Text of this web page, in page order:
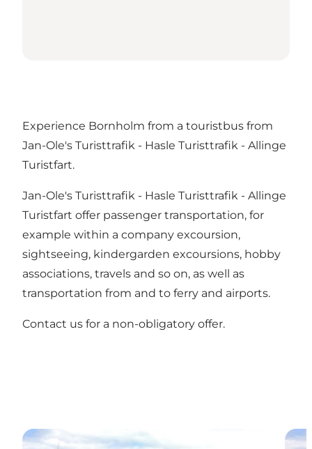
Experience Bornholm from a touristbus from
Jan-Ole's Turisttrafik - Hasle Turisttrafik - Allinge
Turistfart.
Jan-Ole's Turisttrafik - Hasle Turisttrafik - Allinge
Turistfart offer passenger transportation, for
example within a company excoursion,
sightseeing, kindergarden excoursions, hobby
associations, travels and so on, as well as
transportation from and to ferry and airports.
Contact us for a non-obligatory offer.